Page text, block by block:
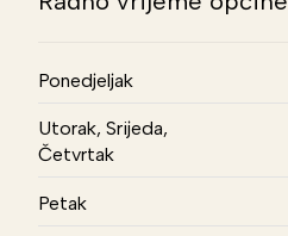
Ponedjeljak
Utorak, Srijeda,
Četvrtak
Petak